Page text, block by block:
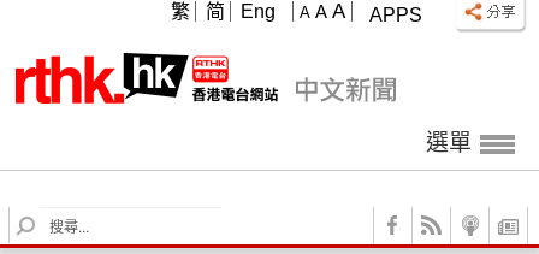
APPS
A A A
繁 简 Eng
選單
S
e